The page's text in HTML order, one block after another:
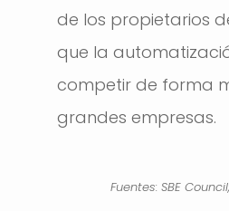
de los propietarios
que la
competir de forma
grandes empresas.
Fuentes: SBE